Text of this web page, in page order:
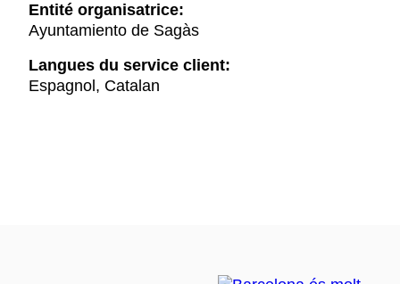
Entité organisatrice:
Ayuntamiento de Sagàs
Langues du service client:
Espagnol, Catalan